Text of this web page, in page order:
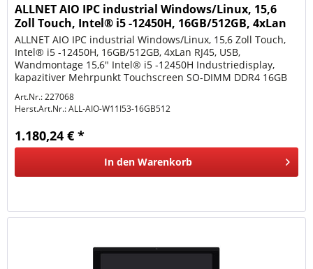
ALLNET AIO IPC industrial Windows/Linux, 15,6
Zoll Touch, Intel® i5 -12450H, 16GB/512GB, 4xLan
RJ45,
ALLNET AIO IPC industrial Windows/Linux, 15,6 Zoll Touch,
Intel® i5 -12450H, 16GB/512GB, 4xLan RJ45, USB,
Wandmontage 15,6" Intel® i5 -12450H Industriedisplay,
kapazitiver Mehrpunkt Touchscreen SO-DIMM DDR4 16GB
Art.Nr.: 227068
Herst.Art.Nr.:ALL-AIO-W11I53-16GB512
1.180,24 € *
In den Warenkorb